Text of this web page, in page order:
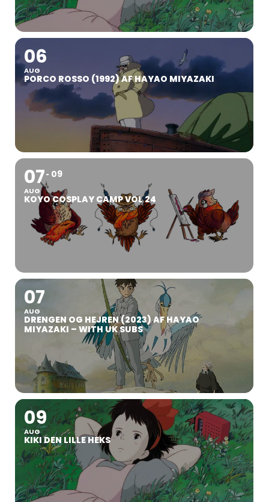
06
AUG
PORCO ROSSO (1992) AF HAYAO MIYAZAKI
07
AUG
09
KOYO COSPLAY CAMP VOL 24
07
AUG
DRENGEN OG HEJREN (2023) AF HAYAO
MIYAZAKI – WITH UK SUBS
09
AUG
KIKI DEN LILLE HEKS